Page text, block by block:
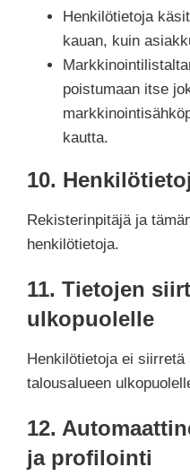
Henkilötietoja
kauan, kuin
poistumaan itse
kautta.
10.
Rekisterinpitäjä ja
henkilötietoja.
11. Tietojen
ulkopuolelle
Henkilötietoja ei siirretä
talousalueen
12.
ja profilointi